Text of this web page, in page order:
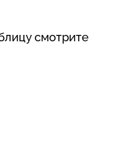
смотрите